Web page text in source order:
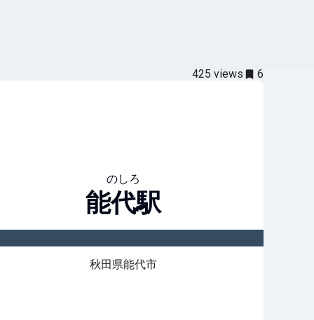
425 views 6
のしろ
能代駅
秋田県能代市